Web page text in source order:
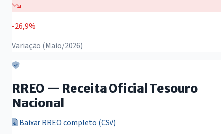
-26,9%
Variação (Maio/2026)
RREO — Receita Oficial Tesouro
Nacional
Baixar RREO completo (CSV)